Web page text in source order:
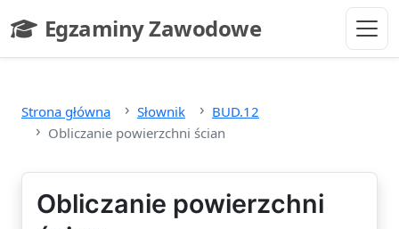
Egzaminy Zawodowe
- strona główna
Strona główna Słownik
BUD.12
Obliczanie powierzchni ścian
Obliczanie powierzchni